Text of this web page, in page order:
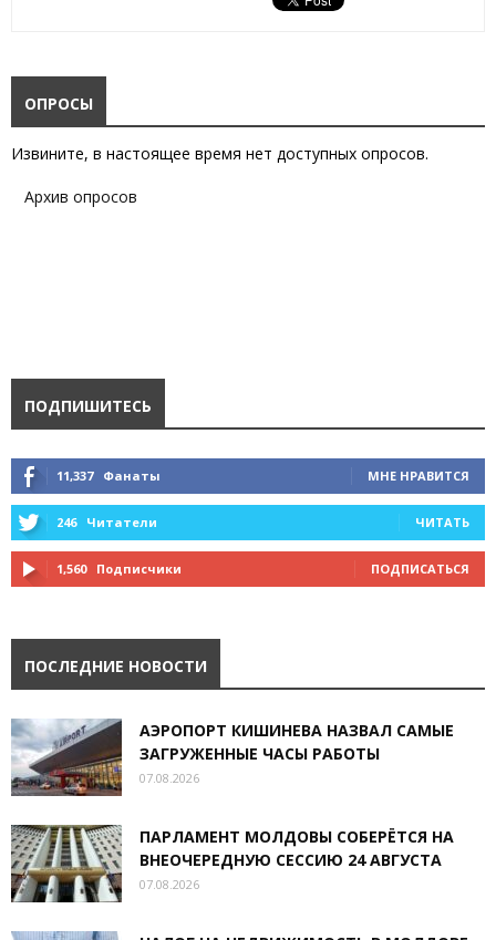
ОПРОСЫ
Извините, в настоящее время нет доступных опросов.
Архив опросов
ПОДПИШИТЕСЬ
11,337 Фанаты МНЕ НРАВИТСЯ
246 Читатели ЧИТАТЬ
1,560 Подписчики ПОДПИСАТЬСЯ
ПОСЛЕДНИЕ НОВОСТИ
АЭРОПОРТ КИШИНЕВА НАЗВАЛ САМЫЕ
ЗАГРУЖЕННЫЕ ЧАСЫ РАБОТЫ
07.08.2026
ПАРЛАМЕНТ МОЛДОВЫ СОБЕРЁТСЯ НА
ВНЕОЧЕРЕДНУЮ СЕССИЮ 24 АВГУСТА
07.08.2026